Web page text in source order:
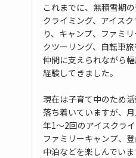
これまでに、無積雪期の
クライミング、アイス
り、キャンプ、ファミ
クツーリング、自転車旅
仲間に支えられながら
経験してきました。
現在は子育て中のため
落ち着いていますが、月
年1〜2回のアイスクラ
ファミリーキャンプ、
中泊などを楽しんでいま